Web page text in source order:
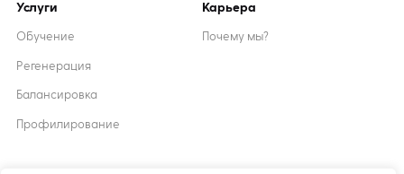
Услуги
Обучение
Регенерация
Балансировка
Профилирование
Карьера
Почему мы?